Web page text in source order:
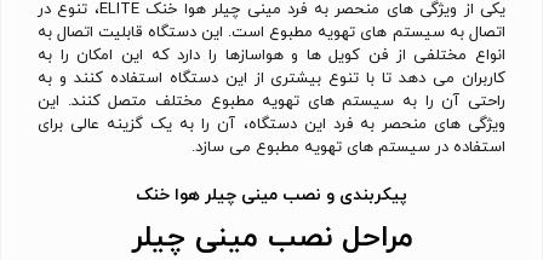
یکی از ویژگی های منحصر به فرد مینی چیلر هوا خنک ELITE، تنوع در
اتصال به سیستم های تهویه مطبوع است. این دستگاه قابلیت اتصال به
انواع مختلفی از فن کویل ها و هواسازها را دارد که این امکان را به
کاربران می دهد تا با تنوع بیشتری از این دستگاه استفاده کنند و به
راحتی آن را به سیستم های تهویه مطبوع مختلف متصل کنند. این
ویژگی های منحصر به فرد این دستگاه، آن را به یک گزینه عالی برای
استفاده در سیستم های تهویه مطبوع می سازد.
پیکربندی و نصب مینی چیلر هوا خنک
مراحل نصب مینی چیلر